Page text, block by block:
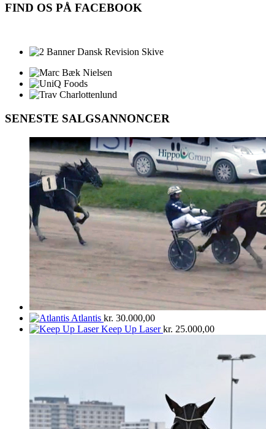
FIND OS PÅ FACEBOOK
SENESTE SALGSANNONCER
Atlantis kr. 30.000,00
Keep Up Laser kr. 25.000,00